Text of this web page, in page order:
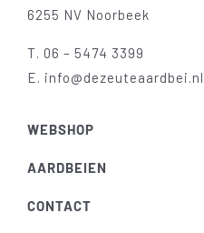
6255 NV Noorbeek
T. 06 – 5474 3399
E. info@dezeuteaardbei.nl
WEBSHOP
AARDBEIEN
CONTACT